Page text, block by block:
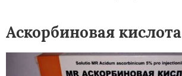
Аскорбиновая кислота